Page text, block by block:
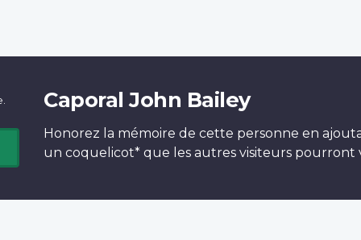
Caporal John Bailey
Honorez la mémoire de cette personne en
un coquelicot* que les autres visiteurs pourront